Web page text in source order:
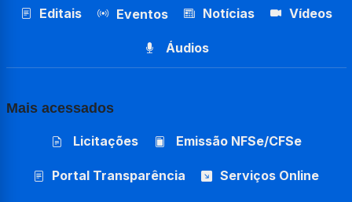
Editais Eventos Notícias Vídeos
Áudios
Mais acessados
Licitações Emissão NFSe/CFSe
Portal Transparência Serviços Online